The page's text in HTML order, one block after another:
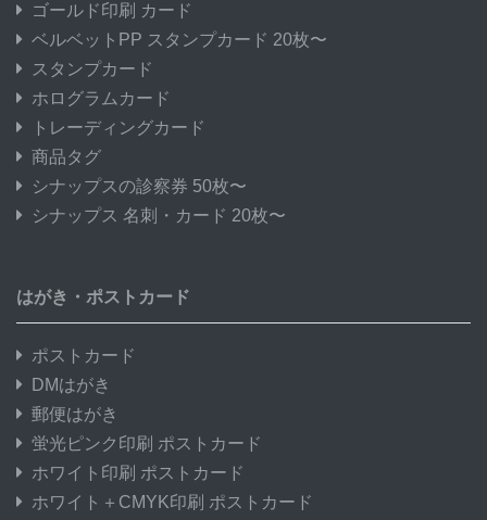
ゴールド印刷 カード
ベルベットPP スタンプカード 20枚〜
スタンプカード
ホログラムカード
トレーディングカード
商品タグ
シナップスの診察券 50枚〜
シナップス 名刺・カード 20枚〜
はがき・ポストカード
ポストカード
DMはがき
郵便はがき
蛍光ピンク印刷 ポストカード
ホワイト印刷 ポストカード
ホワイト＋CMYK印刷 ポストカード